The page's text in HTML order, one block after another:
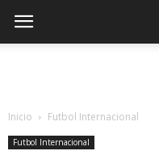
Inicio Futbol Internacional
Futbol Internacional